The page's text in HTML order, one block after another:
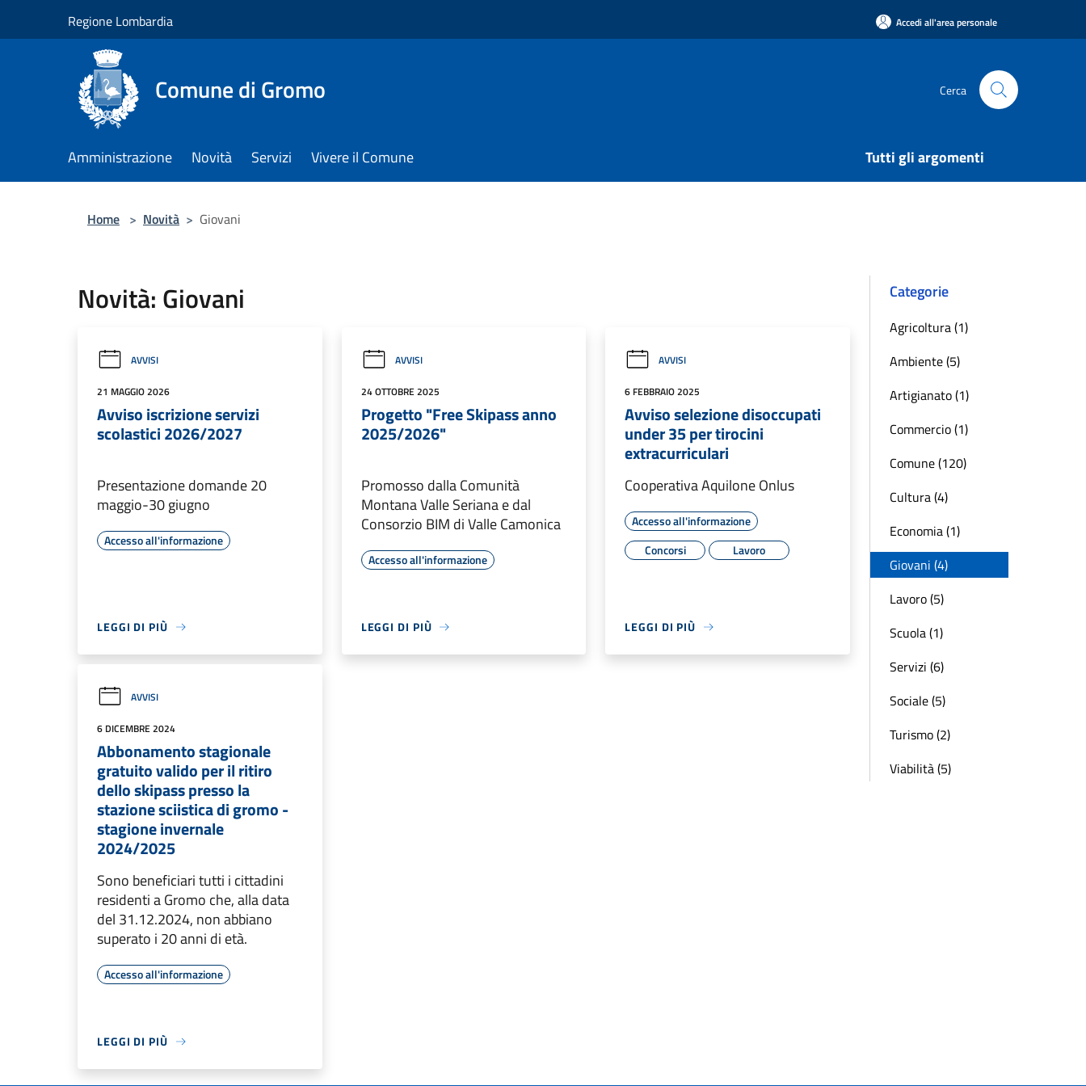
Regione Lombardia Accedi all'area personale
Comune di Gromo Cerca
Amministrazione Novità Servizi Vivere il Comune Tutti gli argomenti
Home > Novità > Giovani
Novità: Giovani
AVVISI
21 MAGGIO 2026
Avviso iscrizione servizi
scolastici 2026/2027
Presentazione domande 20
maggio-30 giugno
Accesso all'informazione
LEGGI DI PIÙ
AVVISI
24 OTTOBRE 2025
Progetto "Free Skipass anno
2025/2026"
Promosso dalla Comunità
Montana Valle Seriana e dal
Consorzio BIM di Valle Camonica
Accesso all'informazione
LEGGI DI PIÙ
AVVISI
6 FEBBRAIO 2025
Avviso selezione disoccupati
under 35 per tirocini
extracurriculari
Cooperativa Aquilone Onlus
Accesso all'informazione
Concorsi
Lavoro
LEGGI DI PIÙ
AVVISI
6 DICEMBRE 2024
Abbonamento stagionale
gratuito valido per il ritiro
dello skipass presso la
stazione sciistica di gromo -
stagione invernale
2024/2025
Sono beneficiari tutti i cittadini
residenti a Gromo che, alla data
del 31.12.2024, non abbiano
superato i 20 anni di età.
Accesso all'informazione
LEGGI DI PIÙ
Categorie
Agricoltura (1)
Ambiente (5)
Artigianato (1)
Commercio (1)
Comune (120)
Cultura (4)
Economia (1)
Giovani (4)
Lavoro (5)
Scuola (1)
Servizi (6)
Sociale (5)
Turismo (2)
Viabilità (5)